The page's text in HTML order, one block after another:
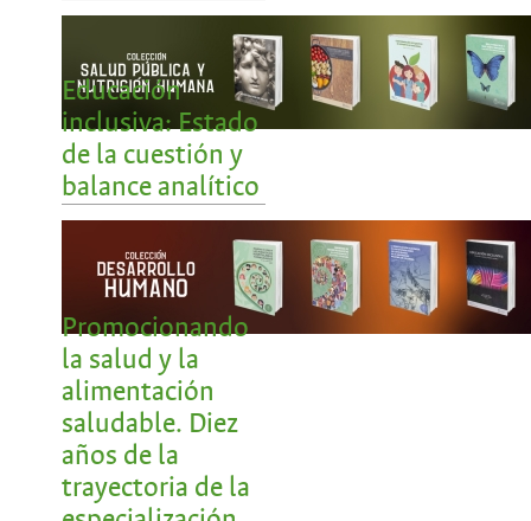
Educación
inclusiva: Estado
de la cuestión y
balance analítico
Promocionando
la salud y la
alimentación
saludable. Diez
años de la
trayectoria de la